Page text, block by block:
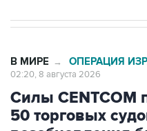
В МИРЕ → ОПЕРАЦИЯ
02:20, 8 августа 2026
Силы CENTCOM
50 торговых